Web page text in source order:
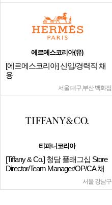
에르메스코리아(유)
[에르메스코리아] 신입/경력직 채
용
서울,대구,부산 백화점
티파니코리아
[Tiffany & Co.] 청담 플래그십 Store
Director/Team Manager/OP/CA 채
서울 강남구